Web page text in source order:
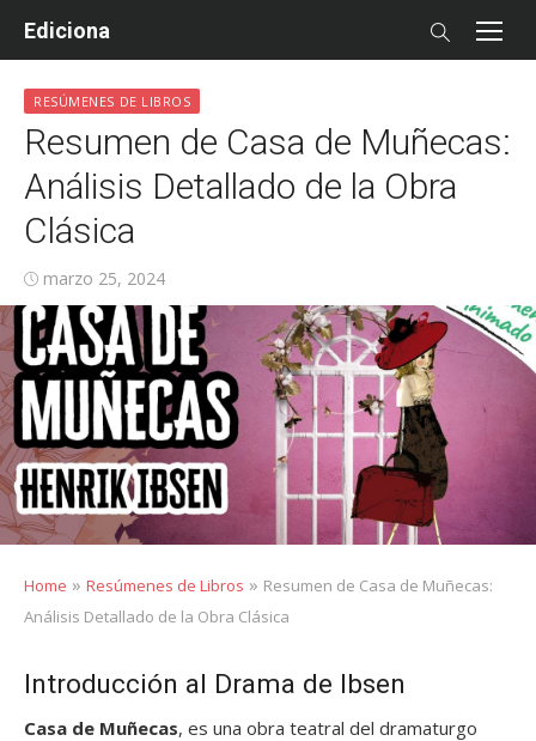
Ediciona
RESÚMENES DE LIBROS
Resumen de Casa de Muñecas:
Análisis Detallado de la Obra
Clásica
Posted
on
marzo 25, 2024
Home » Resúmenes de Libros » Resumen de Casa de Muñecas:
Análisis Detallado de la Obra Clásica
Introducción al Drama de Ibsen
Casa de Muñecas, es una obra teatral del dramaturgo